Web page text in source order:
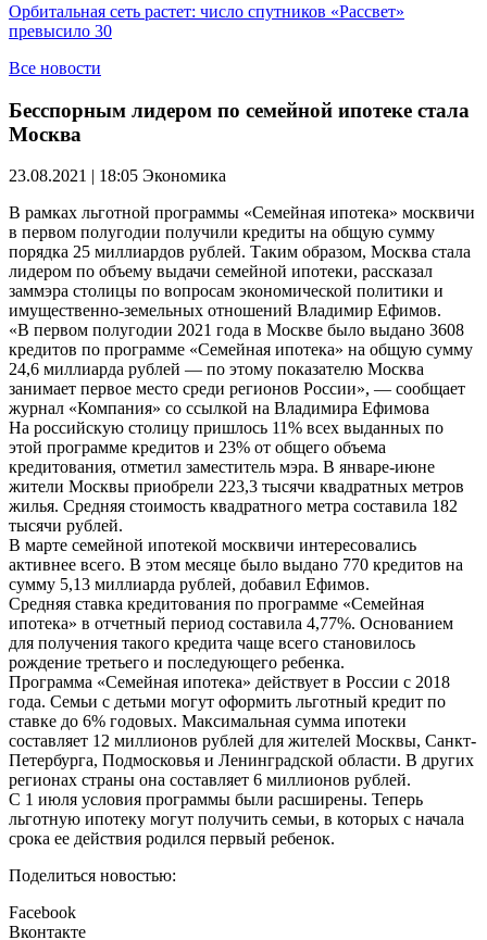
Орбитальная сеть растет: число спутников «Рассвет»
превысило 30
Все новости
Бесспорным лидером по семейной ипотеке стала
Москва
23.08.2021 | 18:05 Экономика
В рамках льготной программы «Семейная ипотека» москвичи
в первом полугодии получили кредиты на общую сумму
порядка 25 миллиардов рублей. Таким образом, Москва стала
лидером по объему выдачи семейной ипотеки, рассказал
заммэра столицы по вопросам экономической политики и
имущественно-земельных отношений Владимир Ефимов.
«В первом полугодии 2021 года в Москве было выдано 3608
кредитов по программе «Семейная ипотека» на общую сумму
24,6 миллиарда рублей — по этому показателю Москва
занимает первое место среди регионов России», — сообщает
журнал «Компания» со ссылкой на Владимира Ефимова
На российскую столицу пришлось 11% всех выданных по
этой программе кредитов и 23% от общего объема
кредитования, отметил заместитель мэра. В январе-июне
жители Москвы приобрели 223,3 тысячи квадратных метров
жилья. Средняя стоимость квадратного метра составила 182
тысячи рублей.
В марте семейной ипотекой москвичи интересовались
активнее всего. В этом месяце было выдано 770 кредитов на
сумму 5,13 миллиарда рублей, добавил Ефимов.
Средняя ставка кредитования по программе «Семейная
ипотека» в отчетный период составила 4,77%. Основанием
для получения такого кредита чаще всего становилось
рождение третьего и последующего ребенка.
Программа «Семейная ипотека» действует в России с 2018
года. Семьи с детьми могут оформить льготный кредит по
ставке до 6% годовых. Максимальная сумма ипотеки
составляет 12 миллионов рублей для жителей Москвы, Санкт-
Петербурга, Подмосковья и Ленинградской области. В других
регионах страны она составляет 6 миллионов рублей.
С 1 июля условия программы были расширены. Теперь
льготную ипотеку могут получить семьи, в которых с начала
срока ее действия родился первый ребенок.
Поделиться новостью:
Facebook
Вконтакте